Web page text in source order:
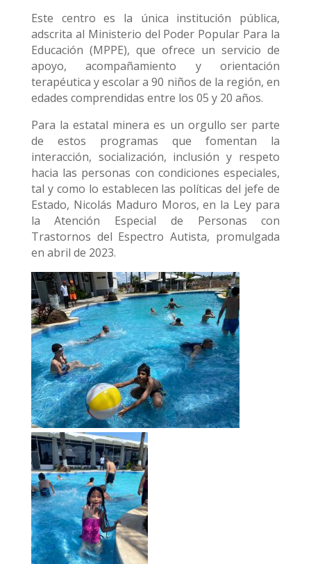
Este centro es la única institución pública,
adscrita al Ministerio del Poder Popular Para la
Educación (MPPE), que ofrece un servicio de
apoyo, acompañamiento y orientación
terapéutica y escolar a 90 niños de la región, en
edades comprendidas entre los 05 y 20 años.
Para la estatal minera es un orgullo ser parte
de estos programas que fomentan la
interacción, socialización, inclusión y respeto
hacia las personas con condiciones especiales,
tal y como lo establecen las políticas del jefe de
Estado, Nicolás Maduro Moros, en la Ley para
la Atención Especial de Personas con
Trastornos del Espectro Autista, promulgada
en abril de 2023.